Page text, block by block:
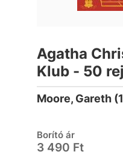
Agatha
Klub - 50
Moore, Gareth
Borító ár
3 490 Ft